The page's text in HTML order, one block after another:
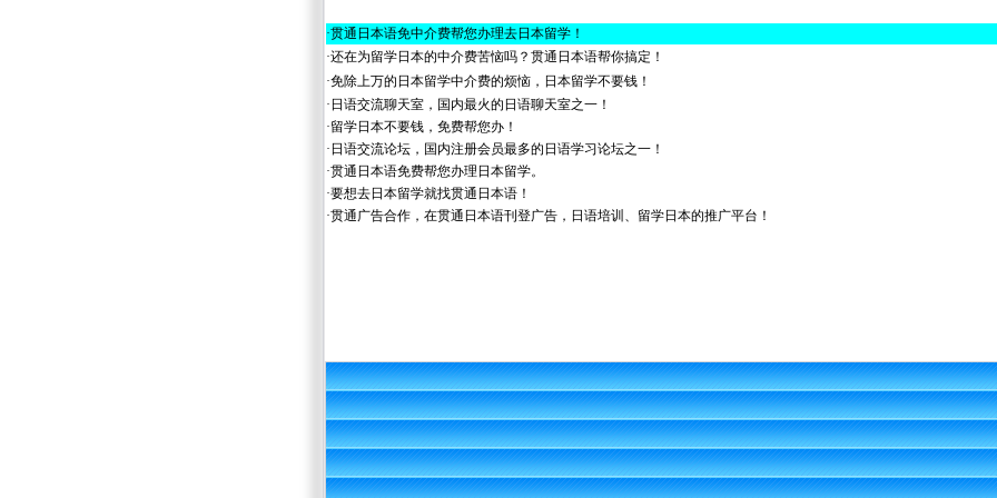
·贯通日本语免中介费帮您办理去日本留学！
·还在为留学日本的中介费苦恼吗？贯通日本语帮你搞定！
·免除上万的日本留学中介费的烦恼，日本留学不要钱！
· 日语交流聊天室，国内最火的日语聊天室之一！
·留学日本不要钱，免费帮您办！
· 日语交流论坛，国内注册会员最多的日语学习论坛之一！
·贯通日本语免费帮您办理日本留学。
·要想去日本留学就找贯通日本语！
·贯通广告合作，在贯通日本语刊登广告，日语培训、留学日本的推广平台！